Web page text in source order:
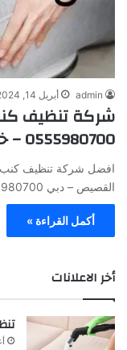
admin أبريل 14, 2024
شركة تنظيف
0555980700 – خصم30%
افضل شركة تنظيف
القصيص – دبي 0555980700 – خصم30% تعتبر الأرائك…
أكمل القراءة »
أخر الاعلانات